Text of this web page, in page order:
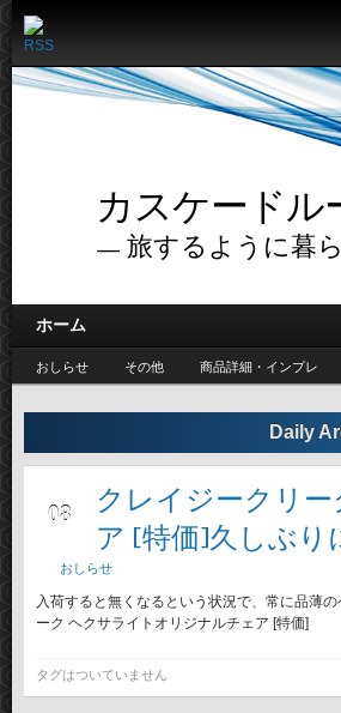
カスケード
— 旅するように暮
ホーム
おしらせ その他 商品詳細・インプレ
Daily
08
クレイジークリ
ア [特価]久しぶり
おしらせ
入荷すると無くなるという状況で、常に品薄
ーク ヘクサライトオリジナルチェア [特価]
タグはついていません